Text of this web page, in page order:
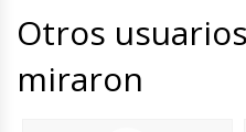
Otros
miraron